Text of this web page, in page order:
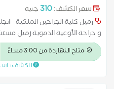
سعر الكشف:310 جنيه
زميل كلية الجراحين الملكية -
و جراحة الأوعية الدموية زميل
متاح النهاردة من 3:00 مساءً
الكشف